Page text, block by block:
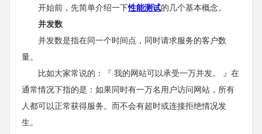
开始前，先简单介绍一下性能测试的几个基本概念。
并发数
并发数是指在同一个时间点，同时请求服务的客户数
量。
比如大家常说的：『 我的网站可以承受一万并发。 』在
通常情况下指的是：如果同时有一万名用户访问网站，所有
人都可以正常获得服务。而不会有超时或连接拒绝情况发
生。